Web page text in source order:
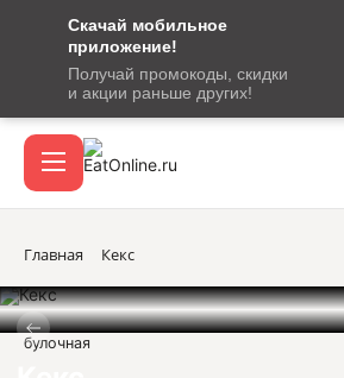
Скачай мобильное
приложение!
Получай промокоды, скидки
и акции раньше других!
сообщение
кодом
подтверждения
Вход / регистрация
Акции
Главная Кекс
булочная